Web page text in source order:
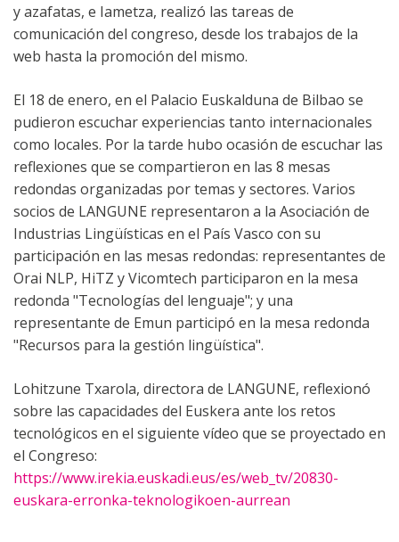
y azafatas, e Iametza, realizó las tareas de
comunicación del congreso, desde los trabajos de la
web hasta la promoción del mismo.
El 18 de enero, en el Palacio Euskalduna de Bilbao se
pudieron escuchar experiencias tanto internacionales
como locales. Por la tarde hubo ocasión de escuchar las
reflexiones que se compartieron en las 8 mesas
redondas organizadas por temas y sectores. Varios
socios de LANGUNE representaron a la Asociación de
Industrias Lingüísticas en el País Vasco con su
participación en las mesas redondas: representantes de
Orai NLP, HiTZ y Vicomtech participaron en la mesa
redonda "Tecnologías del lenguaje"; y una
representante de Emun participó en la mesa redonda
"Recursos para la gestión lingüística".
Lohitzune Txarola, directora de LANGUNE, reflexionó
sobre las capacidades del Euskera ante los retos
tecnológicos en el siguiente vídeo que se proyectado en
el Congreso:
https://www.irekia.euskadi.eus/es/web_tv/20830-
euskara-erronka-teknologikoen-aurrean